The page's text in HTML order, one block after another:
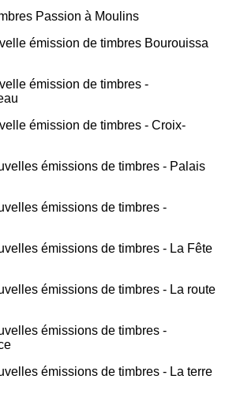
Passion à Moulins
émission de timbres Bourouissa
émission de timbres -
émission de timbres - Croix-
émissions de timbres - Palais
émissions de timbres -
émissions de timbres - La Fête
émissions de timbres - La route
émissions de timbres -
émissions de timbres - La terre